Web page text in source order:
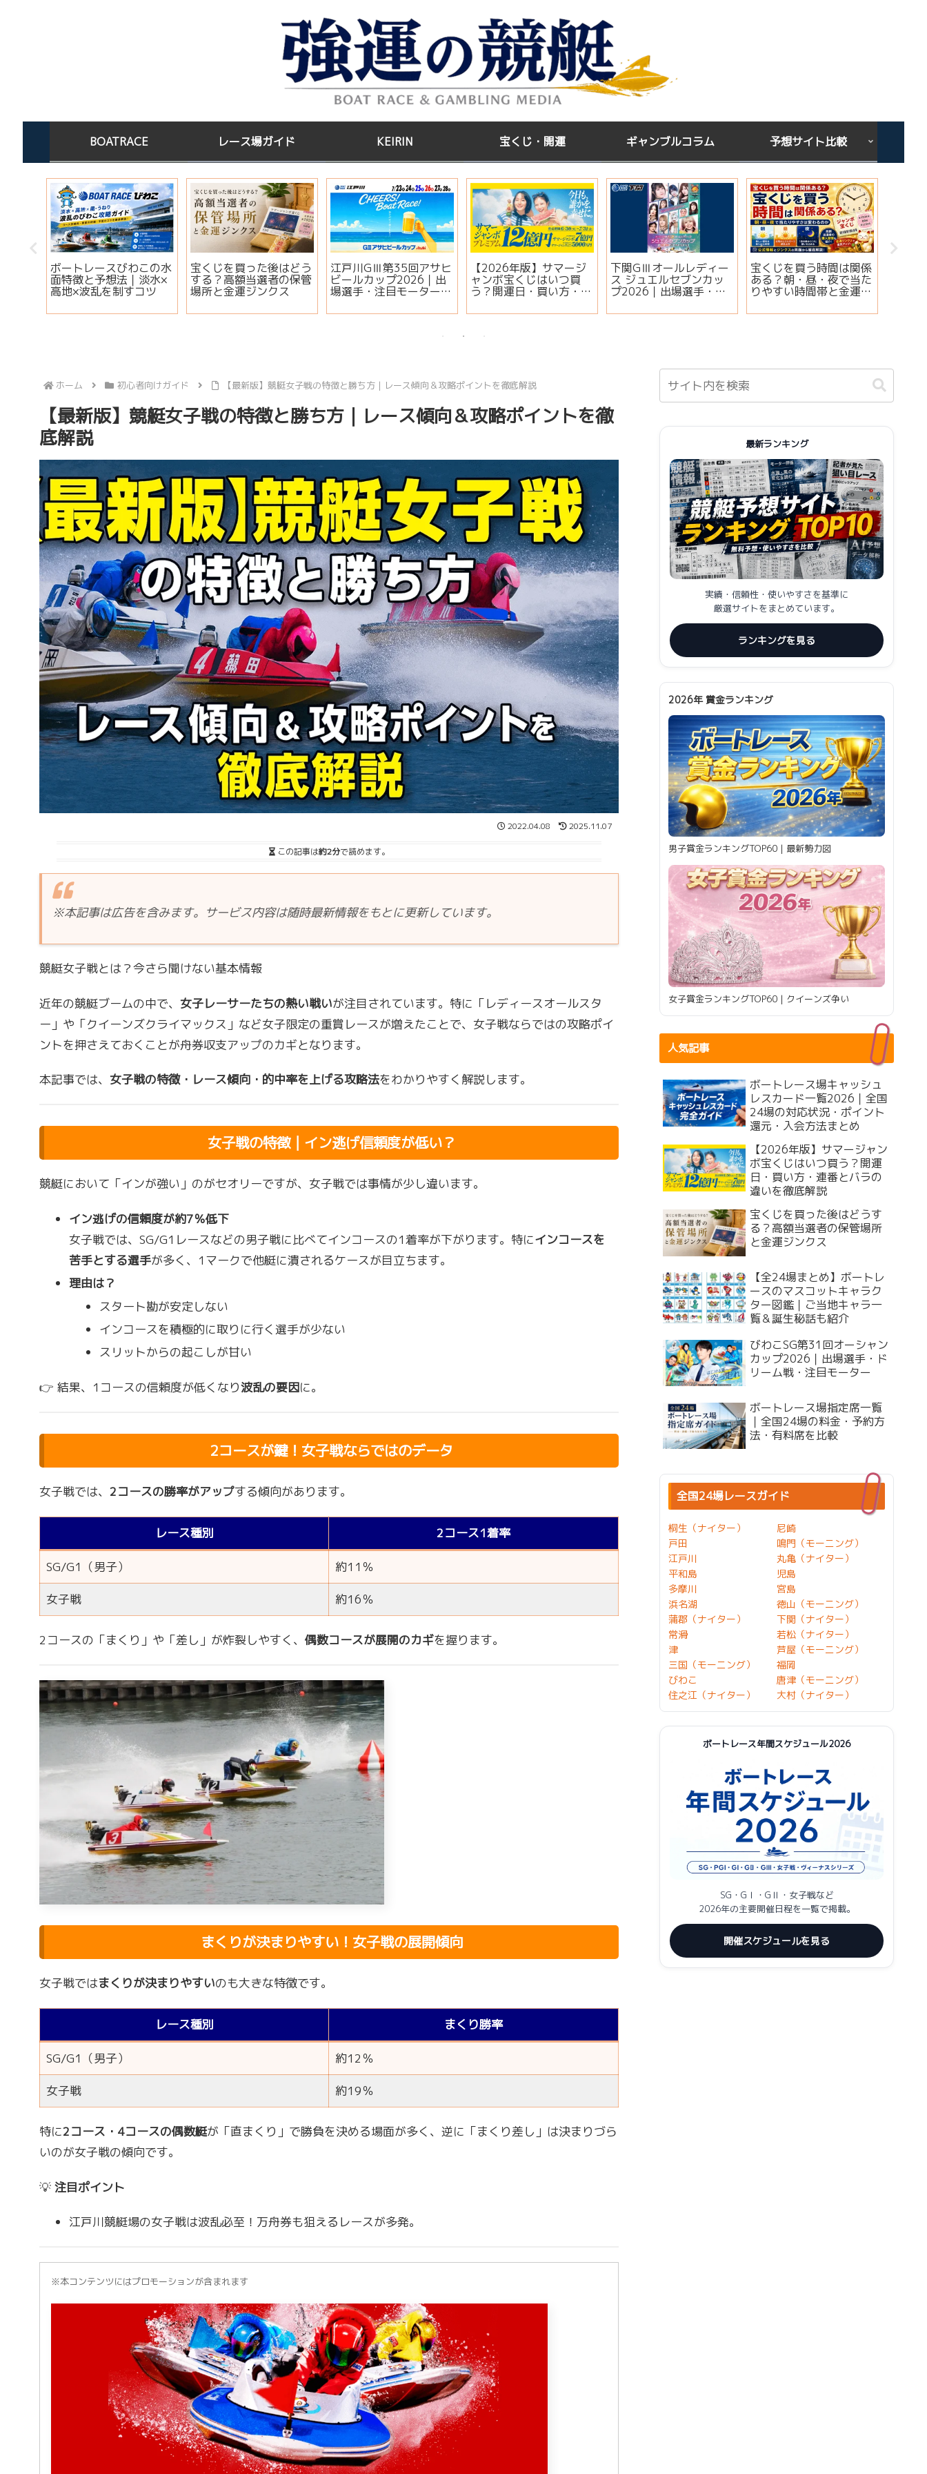
BOATRACE レース場ガイド KEIRIN 宝くじ・開運 ギャンブルコラム 予想サイト比較
ボートレースびわこの水
面特徴と予想法｜淡水×
高地×波乱を制すコツ
宝くじを買った後はどう
する？高額当選者の保管
場所と金運ジンクス
江戸川GⅢ第35回アサヒ
ビールカップ2026｜出
場選手・注目モーター・
【2026年版】サマージ
ャンボ宝くじはいつ買
う？開運日・買い方・連
説
下関GⅢオールレディー
ス ジュエルセブンカッ
プ2026｜出場選手・注
報まとめ
宝くじを買う時間は関係
ある？朝・昼・夜で当た
りやすい時間帯と金運ジ
ホーム 初心者向けガイド 【最新版】競艇女子戦の特徴と勝ち方｜レース傾向＆攻略ポイントを徹底解説
【最新版】競艇女子戦の特徴と勝ち方｜レース傾向＆攻略ポイントを徹
底解説
2022.04.08 2025.11.07
この記事は約2分で読めます。
※本記事は広告を含みます。サービス内容は随時最新情報をもとに更新しています。
競艇女子戦とは？今さら聞けない基本情報
近年の競艇ブームの中で、 女子レーサーたちの熱い戦いが注目されています。特に「レディースオールスタ
ー」や「クイーンズクライマックス」など女子限定の重賞レースが増えたことで、女子戦ならではの攻略ポイ
ントを押さえておくことが舟券収支アップのカギとなります。
本記事では、 女子戦の特徴・レース傾向・的中率を上げる攻略法をわかりやすく解説します。
女子戦の特徴｜イン逃げ信頼度が低い？
競艇において「インが強い」のがセオリーですが、女子戦では事情が少し違います。
イン逃げの信頼度が約7％低下
女子戦では、SG/G1レースなどの男子戦に比べてインコースの1着率が下がります。特にインコースを
苦手とする選手が多く、1マークで他艇に潰されるケースが目立ちます。
理由は？
スタート勘が安定しない
インコースを積極的に取りに行く選手が少ない
スリットからの起こしが甘い
👉 結果、1コースの信頼度が低くなり波乱の要因に。
2コースが鍵！女子戦ならではのデータ
女子戦では、 2コースの勝率がアップする傾向があります。
レース種別 2コース1着率
SG/G1（男子） 約11％
女子戦 約16％
2コースの「まくり」や「差し」が炸裂しやすく、 偶数コースが展開のカギを握ります。
まくりが決まりやすい！女子戦の展開傾向
女子戦ではまくりが決まりやすいのも大きな特徴です。
レース種別 まくり勝率
SG/G1（男子） 約12％
女子戦 約19％
特に2コース・4コースの偶数艇が「直まくり」で勝負を決める場面が多く、逆に「まくり差し」は決まりづら
いのが女子戦の傾向です。
💡 注目ポイント
江戸川競艇場の女子戦は波乱必至！万舟券も狙えるレースが多発。
※本コンテンツにはプロモーションが含まれます
最新ランキング
実績・信頼性・使いやすさを基準に
厳選サイトをまとめています。
ランキングを見る
2026年 賞金ランキング
男子賞金ランキングTOP60｜最新勢力図
女子賞金ランキングTOP60｜クイーンズ争い
人気記事
ボートレース場キャッシュ
レスカード一覧2026｜全国
24場の対応状況・ポイント
還元・入会方法まとめ
【2026年版】サマージャン
ボ宝くじはいつ買う？開運
日・買い方・連番とバラの
違いを徹底解説
宝くじを買った後はどうす
る？高額当選者の保管場所
と金運ジンクス
【全24場まとめ】ボートレ
ースのマスコットキャラク
ター図鑑｜ご当地キャラ一
覧＆誕生秘話も紹介
びわこSG第31回オーシャン
カップ2026｜出場選手・ド
リーム戦・注目モーター
ボートレース場指定席一覧
｜全国24場の料金・予約方
法・有料席を比較
全国24場レースガイド
桐生（ナイター）
戸田
江戸川
平和島
多摩川
浜名湖
蒲郡（ナイター）
常滑
津
三国（モーニング）
びわこ
住之江（ナイター）
尼崎
鳴門（モーニング）
丸亀（ナイター）
児島
宮島
徳山（モーニング）
下関（ナイター）
若松（ナイター）
芦屋（モーニング）
福岡
唐津（モーニング）
大村（ナイター）
ボートレース年間スケジュール2026
SG・GⅠ・GⅡ・女子戦など
2026年の主要開催日程を一覧で掲載。
開催スケジュールを見る